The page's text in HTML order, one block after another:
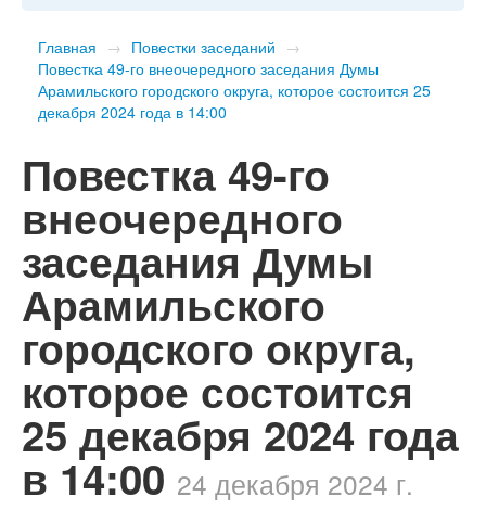
Главная → Повестки заседаний →
​Повестка 49-го внеочередного заседания Думы
Арамильского городского округа, которое состоится 25
декабря 2024 года в 14:00
​Повестка 49-го
внеочередного
заседания Думы
Арамильского
городского округа,
которое состоится
25 декабря 2024 года
в 14:00 24 декабря 2024 г.